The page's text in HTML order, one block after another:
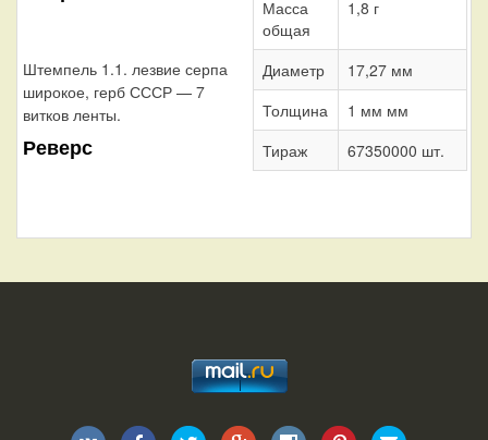
Штемпель 1.1. лезвие серпа
широкое, герб СССР — 7
витков ленты.
Реверс
Масса
общая
1,8 г
Диаметр
17,27 мм
Толщина
1 мм мм
Тираж
67350000 шт.